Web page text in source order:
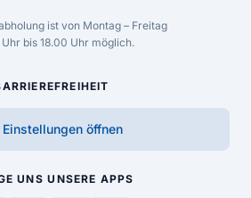
ist von Montag – Freitag
bis 18.00 Uhr möglich.
Einstellungen öffnen
UNS UNSERE APPS